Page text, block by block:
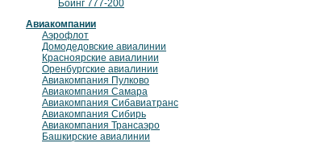
Боинг 777-200
Авиакомпании
Аэрофлот
Домодедовские авиалинии
Красноярские авиалинии
Оренбургские авиалинии
Авиакомпания Пулково
Авиакомпания Самара
Авиакомпания Сибавиатранс
Авиакомпания Сибирь
Авиакомпания Трансаэро
Башкирские авиалинии